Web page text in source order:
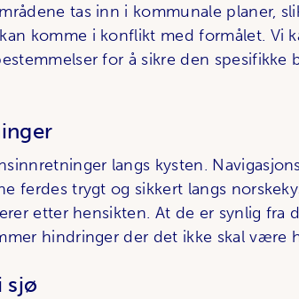
tas inn i kommunale planer,
komme i konflikt med formålet. Vi
for å sikre den spesifikke
langs kysten.
ferdes trygt og sikkert langs
etter hensikten. At de er synlig fra
hindringer der det ikke skal være
sjø